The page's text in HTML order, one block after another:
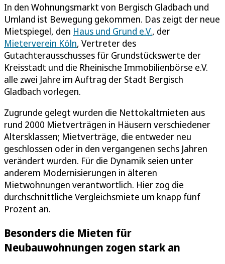
In den Wohnungsmarkt von Bergisch Gladbach und
Umland ist Bewegung gekommen. Das zeigt der neue
Mietspiegel, den Haus und Grund e.V., der
Mieterverein Köln, Vertreter des
Gutachterausschusses für Grundstückswerte der
Kreisstadt und die Rheinische Immobilienbörse e.V.
alle zwei Jahre im Auftrag der Stadt Bergisch
Gladbach vorlegen.
Zugrunde gelegt wurden die Nettokaltmieten aus
rund 2000 Mietverträgen in Häusern verschiedener
Altersklassen; Mietverträge, die entweder neu
geschlossen oder in den vergangenen sechs Jahren
verändert wurden. Für die Dynamik seien unter
anderem Modernisierungen in älteren
Mietwohnungen verantwortlich. Hier zog die
durchschnittliche Vergleichsmiete um knapp fünf
Prozent an.
Besonders die Mieten für
Neubauwohnungen zogen stark an